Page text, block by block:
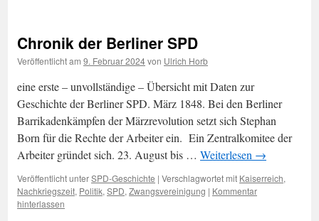
Chronik der Berliner SPD
Veröffentlicht am 9. Februar 2024von Ulrich Horb
eine erste – unvollständige – Übersicht mit Daten zur
Geschichte der Berliner SPD. März 1848. Bei den Berliner
Barrikadenkämpfen der Märzrevolution setzt sich Stephan
Born für die Rechte der Arbeiter ein. Ein Zentralkomitee der
Arbeiter gründet sich. 23. August bis … Weiterlesen →
Veröffentlicht unterSPD-Geschichte | Verschlagwortet mit Kaiserreich,
Nachkriegszeit, Politik, SPD, Zwangsvereinigung | Kommentar
hinterlassen